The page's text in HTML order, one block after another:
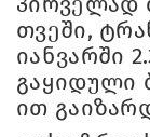
თვეში,
იანვარში
გაყიდული
ით